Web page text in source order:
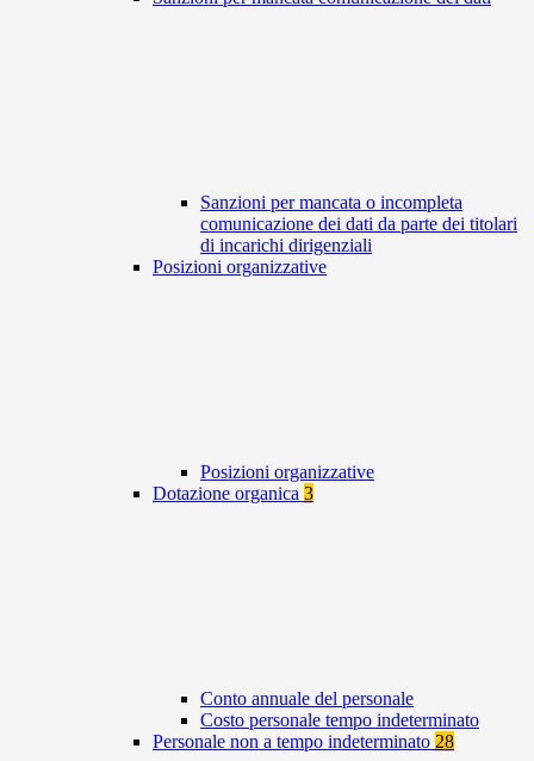
Sanzioni per mancata o incompleta
comunicazione dei dati da parte dei titolari
di incarichi dirigenziali
Posizioni organizzative
Posizioni organizzative
Dotazione organica 3
Conto annuale del personale
Costo personale tempo indeterminato
Personale non a tempo indeterminato 28